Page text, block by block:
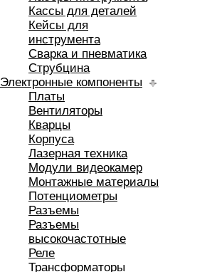
Кассы для деталей
Кейсы для
инструмента
Сварка и пневматика
Струбцина
Электронные компоненты
Платы
Вентиляторы
Кварцы
Корпуса
Лазерная техника
Модули видеокамер
Монтажные материалы
Потенциометры
Разъемы
Разъемы
высокочастотные
Реле
Трансформаторы